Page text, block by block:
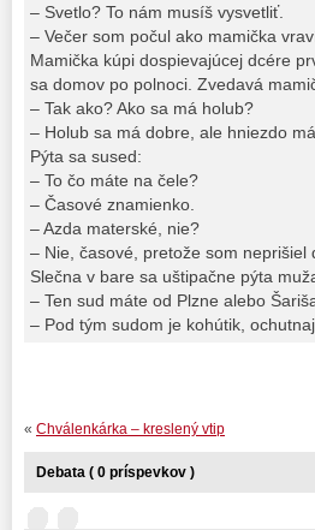
– Svetlo? To nám musíš vysvetliť.
– Večer som počul ako mamička
Mamička kúpi dospievajúcej dcére
sa domov po polnoci. Zvedavá
– Tak ako? Ako sa má holub?
– Holub sa má dobre, ale hniezdo
Pýta sa sused:
– To čo máte na čele?
– Časové znamienko.
– Azda materské, nie?
– Nie, časové, pretože som neprišiel
Slečna v bare sa uštipačne pýta
– Ten sud máte od Plzne alebo
– Pod tým sudom je kohútik,
« Chválenkárka – kreslený vtip
Debata ( 0 príspevkov )